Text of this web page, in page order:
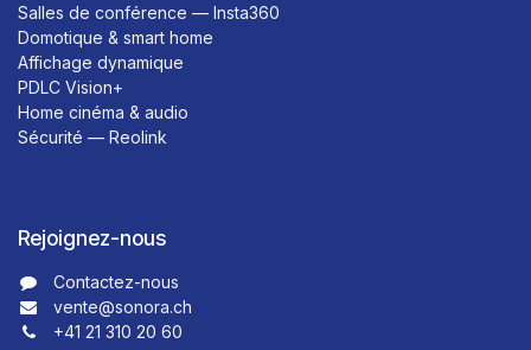
Salles de conférence — Insta360
Domotique & smart home
Affichage dynamique
PDLC Vision+
Home cinéma & audio
Sécurité — Reolink
Rejoignez-nous
Contactez-nous​​
vente@sonora.ch
+41 21 310 20 60